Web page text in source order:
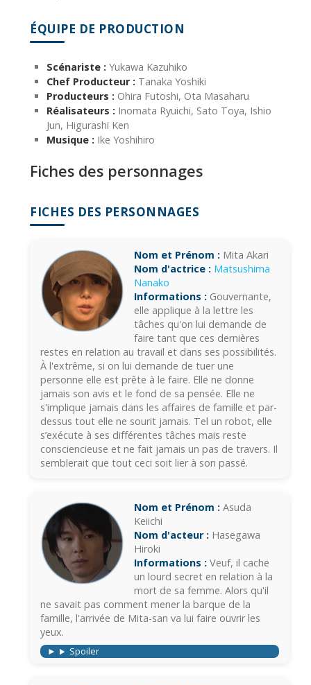
ÉQUIPE DE PRODUCTION
Scénariste : Yukawa Kazuhiko
Chef Producteur : Tanaka Yoshiki
Producteurs : Ohira Futoshi, Ota Masaharu
Réalisateurs : Inomata Ryuichi, Sato Toya, Ishio
Jun, Higurashi Ken
Musique : Ike Yoshihiro
Fiches des personnages
FICHES DES PERSONNAGES
Nom et Prénom : Mita Akari
Nom d'actrice : Matsushima
Nanako
Informations : Gouvernante,
elle applique à la lettre les
tâches qu'on lui demande de
faire tant que ces dernières
restes en relation au travail et dans ses possibilités.
À l'extrême, si on lui demande de tuer une
personne elle est prête à le faire. Elle ne donne
jamais son avis et le fond de sa pensée. Elle ne
s'implique jamais dans les affaires de famille et par-
dessus tout elle ne sourit jamais. Tel un robot, elle
s’exécute à ses différentes tâches mais reste
consciencieuse et ne fait jamais un pas de travers. Il
semblerait que tout ceci soit lier à son passé.
Nom et Prénom : Asuda
Keiichi
Nom d'acteur : Hasegawa
Hiroki
Informations : Veuf, il cache
un lourd secret en relation à la
mort de sa femme. Alors qu'il
ne savait pas comment mener la barque de la
famille, l'arrivée de Mita-san va lui faire ouvrir les
yeux.
Spoiler